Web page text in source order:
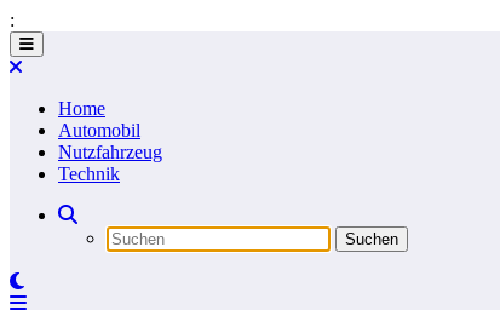
:
Zum
Inhalt
Home
Automobil
Nutzfahrzeug
Technik